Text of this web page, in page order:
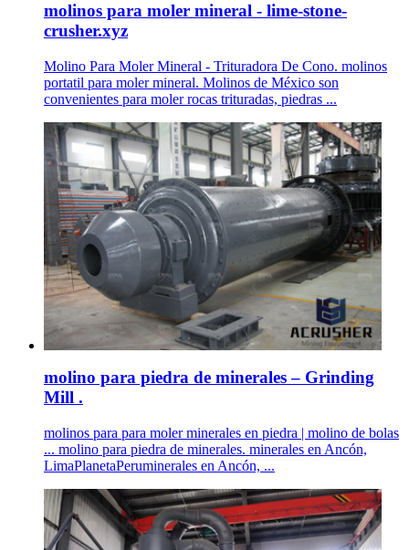
molinos para moler mineral - lime-stone-
crusher.xyz
Molino Para Moler Mineral - Trituradora De Cono. molinos
portatil para moler mineral. Molinos de México son
convenientes para moler rocas trituradas, piedras ...
molino para piedra de minerales – Grinding
Mill .
molinos para para moler minerales en piedra | molino de bolas
... molino para piedra de minerales. minerales en Ancón,
LimaPlanetaPeruminerales en Ancón, ...